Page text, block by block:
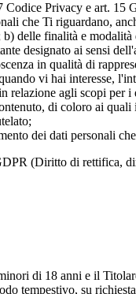
Privacy e art. 15
che Ti riguardano,
delle finalità e
designato ai sensi
in qualità di
vi hai interesse,
relazione agli scopi per
di coloro ai
dei dati personali
(Diritto di rettifica,
di 18 anni e il
tempestivo, su